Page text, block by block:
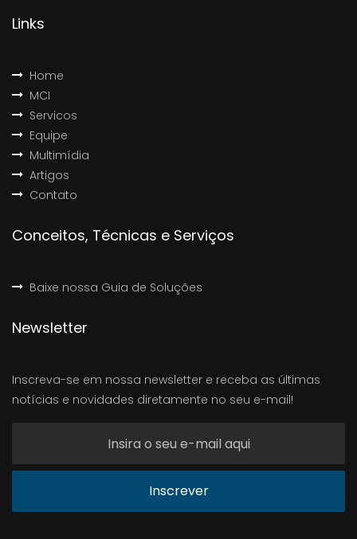
Links
Home
MCI
Servicos
Equipe
Multimídia
Artigos
Contato
Conceitos, Técnicas e Serviços
Baixe nossa Guia de Soluções
Newsletter
Inscreva-se em nossa newsletter e receba as últimas
notícias e novidades diretamente no seu e-mail!
Inscrever